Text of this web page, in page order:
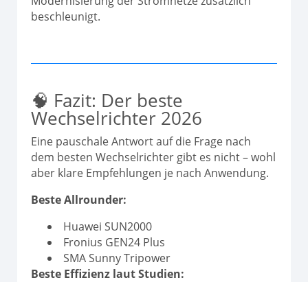
beschleunigt.
🧠 Fazit: Der beste
Wechselrichter 2026
Eine pauschale Antwort auf die Frage nach
dem besten Wechselrichter gibt es nicht – wohl
aber klare Empfehlungen je nach Anwendung.
Beste Allrounder:
Huawei SUN2000
Fronius GEN24 Plus
SMA Sunny Tripower
Beste Effizienz laut Studien: